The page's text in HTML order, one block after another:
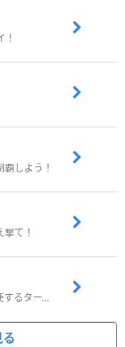
しよう！
て！
武器の『アビリティ』と『戦神』を駆使するターン制コマンドバトルRPG！